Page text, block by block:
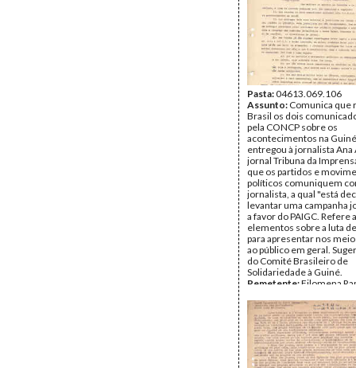
Pasta:04613.069.106
Assunto: Comunica que
Brasil os dois
pela CONCP sobre os
acontecimentos na
entregou à jornalista Ana
jornal Tribuna da
que os partidos e
políticos comuniquem
jornalista, a qual "está
levantar uma campanha
a favor do PAIGC. Refere
elementos sobre a luta
para apresentar nos
ao público em geral.
do Comité Brasileiro de
Solidariedade à Guiné.
Remetente:Filomena
Destinatário:Amílcar
Data:1963
Fundo:DAC -
Cabral
Tipo Documental:
Página(s):2